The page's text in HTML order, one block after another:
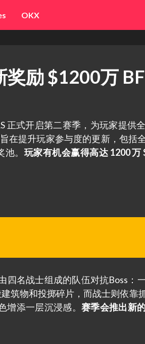
OKX
奖励 $1200万
正式开启第二赛季，为玩家提供
在提升玩家参与度的更新，包括
。 玩家有机会赢得高达 1200 万
四名战士组成的队伍对抗Boss：
筑物和投掷碎片，而战士则依靠
增添一层沉浸感。 赛季会推出新